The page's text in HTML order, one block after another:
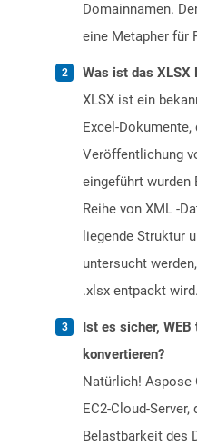
Domainnamen.
eine Metapher für
Was ist das XLSX
XLSX ist ein
Excel-
Veröffentlichung
eingeführt wurden
Reihe von XML -
liegende Struktur
untersucht
.xlsx entpackt wird.
Ist es sicher,
konvertieren?
Natürlich! Aspose
EC2-Cloud-
Belastbarkeit des